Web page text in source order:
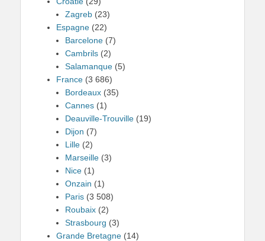
Zagreb (23)
Espagne (22)
Barcelone (7)
Cambrils (2)
Salamanque (5)
France (3 686)
Bordeaux (35)
Cannes (1)
Deauville-Trouville (19)
Dijon (7)
Lille (2)
Marseille (3)
Nice (1)
Onzain (1)
Paris (3 508)
Roubaix (2)
Strasbourg (3)
Grande Bretagne (14)